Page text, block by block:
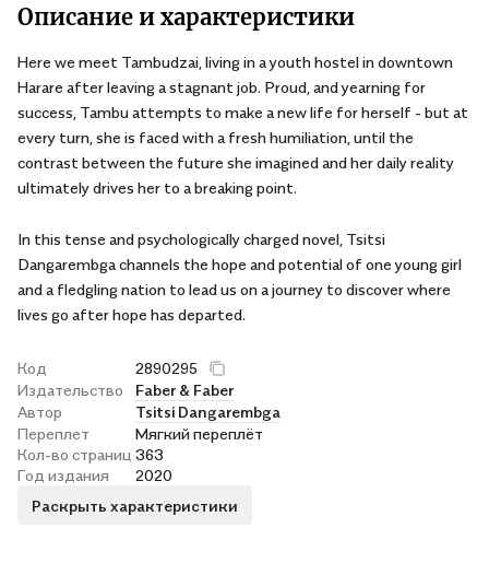
Описание и характеристики
Here we meet Tambudzai, living in a youth hostel in downtown
Harare after leaving a stagnant job. Proud, and yearning for
success, Tambu attempts to make a new life for herself - but at
every turn, she is faced with a fresh humiliation, until the
contrast between the future she imagined and her daily reality
ultimately drives her to a breaking point.
In this tense and psychologically charged novel, Tsitsi
Dangarembga channels the hope and potential of one young girl
and a fledgling nation to lead us on a journey to discover where
lives go after hope has departed.
Код
2890295
Издательство
Faber & Faber
Автор
Tsitsi Dangarembga
Переплет
Мягкий переплёт
Кол-во страниц 363
Год издания
2020
Раскрыть характеристики